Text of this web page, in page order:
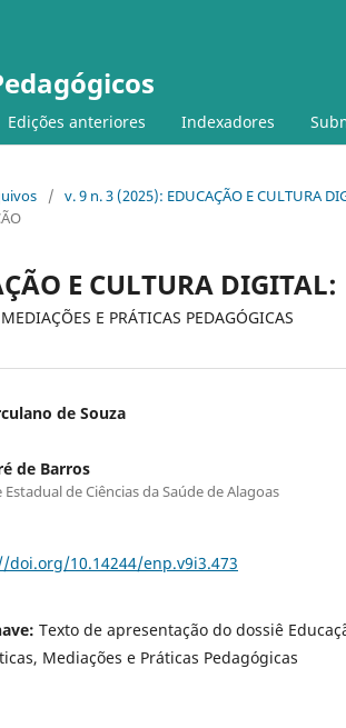
Edições anteriores Indexadores
/ v. 9 n. 3 (2025): EDUCAÇÃO E CULTURA
E CULTURA DIGITAL:
E PRÁTICAS PEDAGÓGICAS
de Souza
de Barros
de Ciências da Saúde de Alagoas
doi.org/10.14244/enp.v9i3.473
Texto de apresentação do dossiê
Mediações e Práticas Pedagógicas